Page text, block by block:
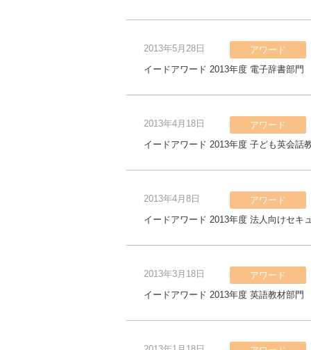
2013年5月28日
アワード
イードアワード 2013年度 電子辞書部門
2013年4月18日
アワード
イードアワード 2013年度 子ども英会話
2013年4月8日
アワード
イードアワード 2013年度 法人向けセキ
2013年3月18日
アワード
イードアワード 2013年度 英語教材部門